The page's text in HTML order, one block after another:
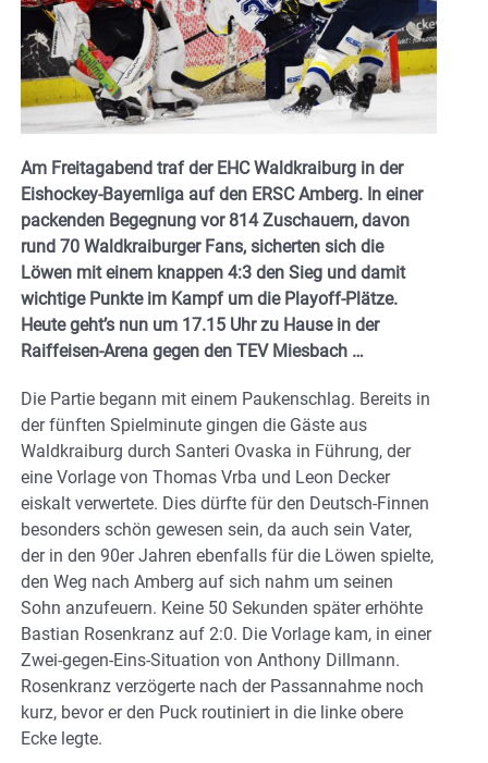
Am Freitagabend traf der EHC Waldkraiburg in der
Eishockey-Bayernliga auf den ERSC Amberg. In einer
packenden Begegnung vor 814 Zuschauern, davon
rund 70 Waldkraiburger Fans, sicherten sich die
Löwen mit einem knappen 4:3 den Sieg und damit
wichtige Punkte im Kampf um die Playoff-Plätze.
Heute geht’s nun um 17.15 Uhr zu Hause in der
Raiffeisen-Arena gegen den TEV Miesbach …
Die Partie begann mit einem Paukenschlag. Bereits in
der fünften Spielminute gingen die Gäste aus
Waldkraiburg durch Santeri Ovaska in Führung, der
eine Vorlage von Thomas Vrba und Leon Decker
eiskalt verwertete. Dies dürfte für den Deutsch-Finnen
besonders schön gewesen sein, da auch sein Vater,
der in den 90er Jahren ebenfalls für die Löwen spielte,
den Weg nach Amberg auf sich nahm um seinen
Sohn anzufeuern. Keine 50 Sekunden später erhöhte
Bastian Rosenkranz auf 2:0. Die Vorlage kam, in einer
Zwei-gegen-Eins-Situation von Anthony Dillmann.
Rosenkranz verzögerte nach der Passannahme noch
kurz, bevor er den Puck routiniert in die linke obere
Ecke legte.